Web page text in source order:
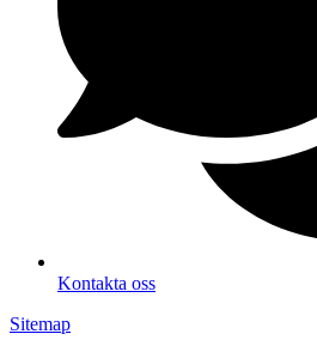
Kontakta oss
Sitemap